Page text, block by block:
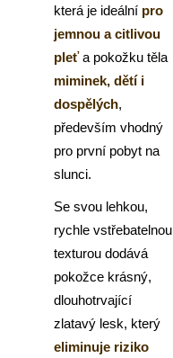
která je ideální pro
jemnou a citlivou
pleťa pokožku těla
miminek, dětí i
dospělých,
především vhodný
pro první pobyt na
slunci.
Se svou lehkou,
rychle vstřebatelnou
texturou dodává
pokožce krásný,
dlouhotrvající
zlatavý lesk, který
eliminuje riziko